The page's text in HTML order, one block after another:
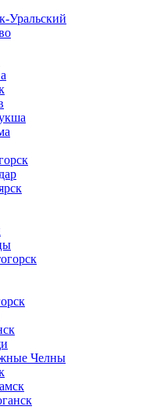
Уральский
Челны